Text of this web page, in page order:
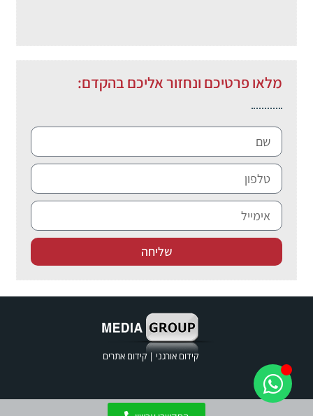
מלאו פרטיכם ונחזור אליכם בהקדם:
שליחה
קידום אורגני |קידום אתרים